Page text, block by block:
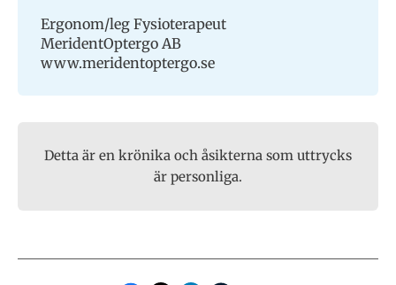
Ergonom/leg Fysioterapeut
MeridentOptergo AB
www.meridentoptergo.se
Detta är en krönika och åsikterna som uttrycks
är personliga.